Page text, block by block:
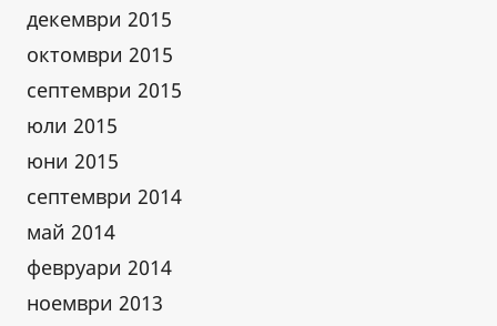
декември 2015
октомври 2015
септември 2015
юли 2015
юни 2015
септември 2014
май 2014
февруари 2014
ноември 2013